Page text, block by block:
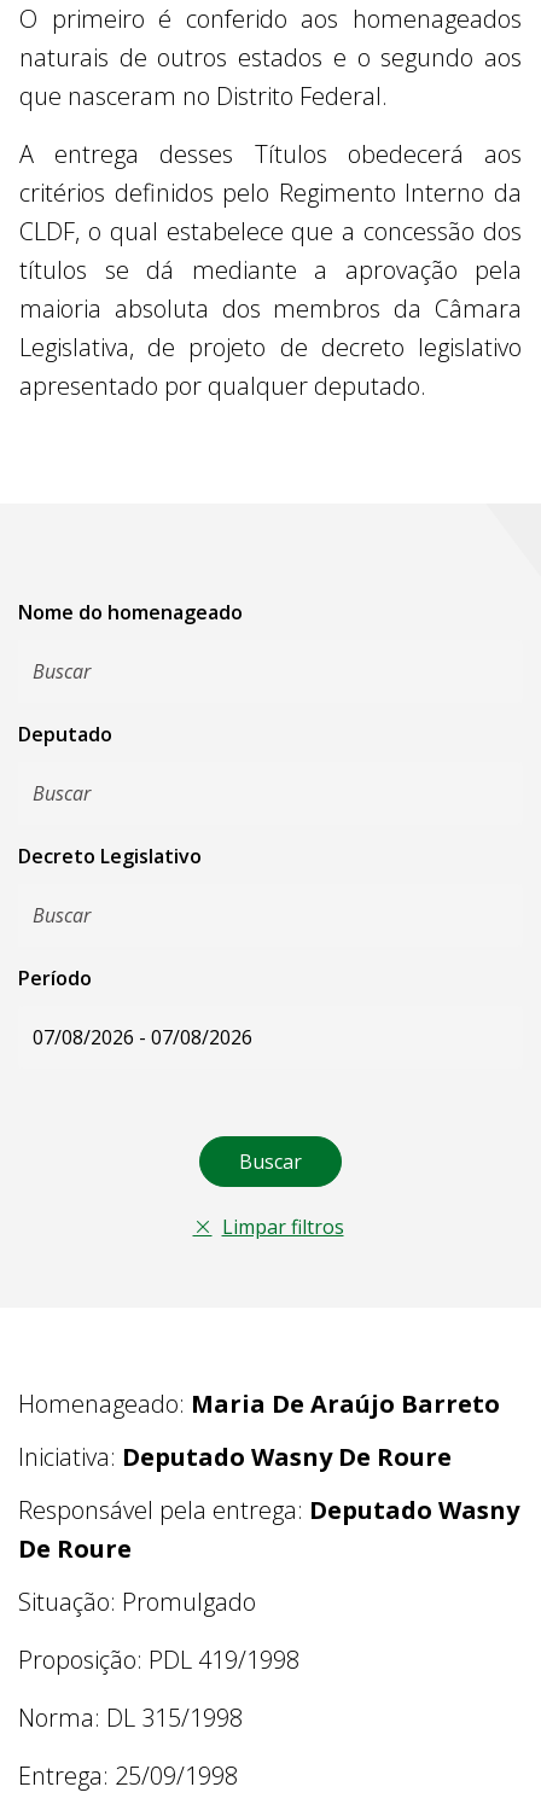
O primeiro é conferido aos homenageados
naturais de outros estados e o segundo aos
que nasceram no Distrito Federal.
A entrega desses Títulos obedecerá aos
critérios definidos pelo Regimento Interno da
CLDF, o qual estabelece que a concessão dos
títulos se dá mediante a aprovação pela
maioria absoluta dos membros da Câmara
Legislativa, de projeto de decreto legislativo
apresentado por qualquer deputado.
Nome do homenageado
Deputado
Decreto Legislativo
Período
Buscar
Limpar filtros
Homenageado: Maria De Araújo Barreto
Iniciativa: Deputado Wasny De Roure
Responsável pela entrega: Deputado Wasny
De Roure
Situação: Promulgado
Proposição: PDL 419/1998
Norma: DL 315/1998
Entrega: 25/09/1998